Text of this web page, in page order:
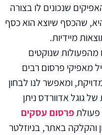
שנכונים לו בצורה
שהכסף שיוצא הוא כסף
מיידיות.
מהפעולות שנוקטים
מאפיקי פרסום רבים
ומאפשר לנו לבחון
גוגל אדוורדס ניתן
פרסום עסקים
והקלקה באתר, בניוזלטר